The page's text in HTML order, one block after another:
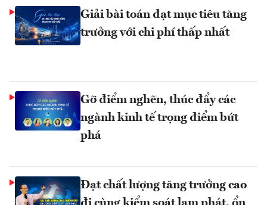
Giải bài toán đạt mục tiêu tăng
trưởng với chi phí thấp nhất
Gỡ điểm nghẽn, thúc đẩy các
ngành kinh tế trọng điểm bứt
phá
Đạt chất lượng tăng trưởng cao